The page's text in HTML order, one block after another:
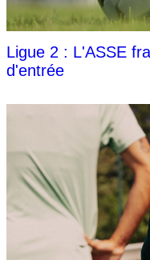
Ligue 2 : L'ASSE
d'entrée